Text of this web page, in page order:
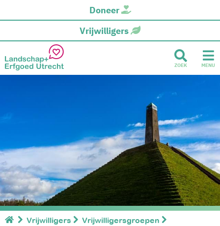
Doneer
Vrijwilligers
ZOEK MENU
Vrijwilligers
Vrijwilligersgroepen